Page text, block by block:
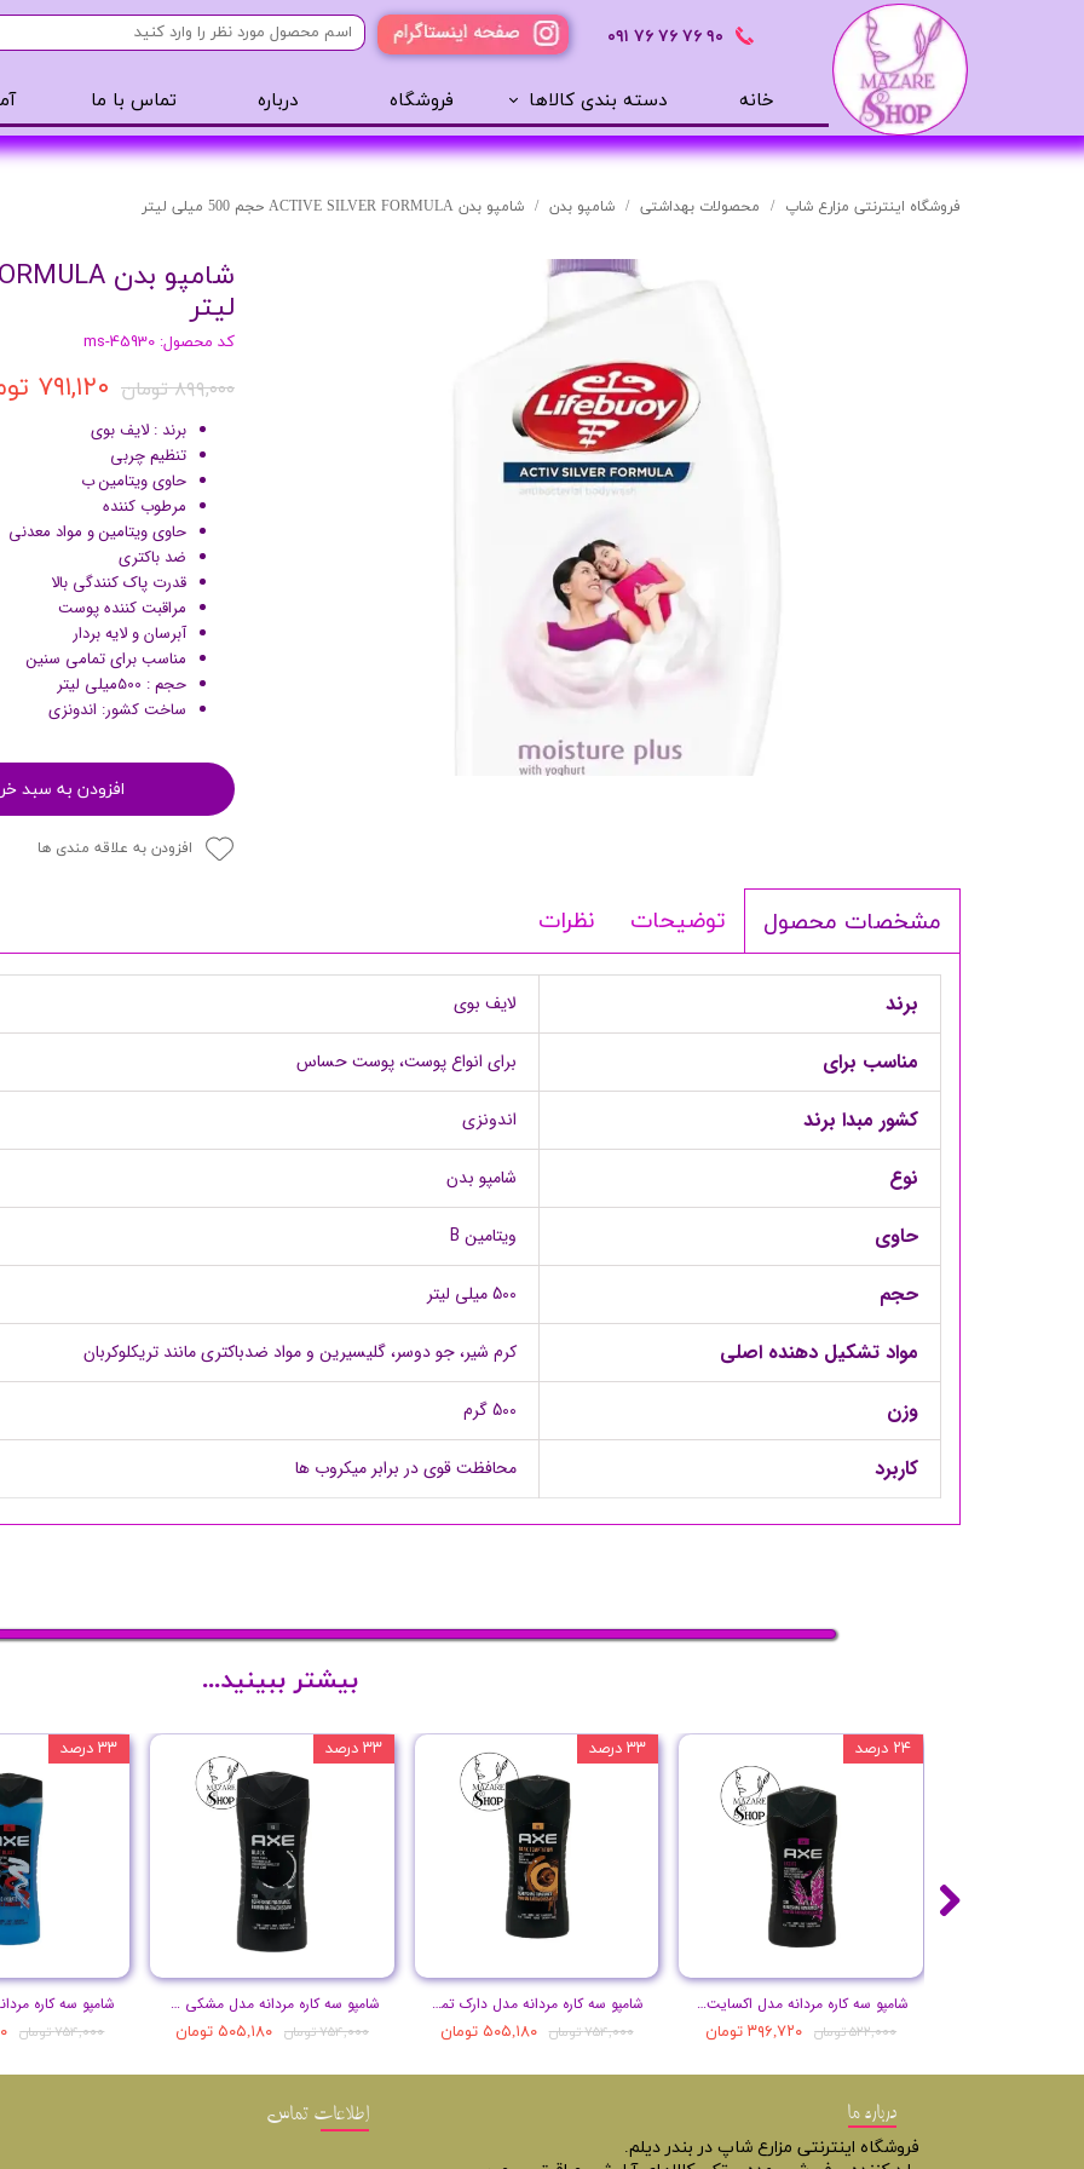
٩٠ ٧۶ ٧۶ ٧۶ ٠٩١
خانه دسته بندی کالاها
محصولات بهداشتی
ضد آفتاب
آب رسان
ژل شستشوی صورت
ترمیم کننده
آرایشی
پنکک
ریمل
لیپ گلاس
ریمل
خط چشم
مراقبت مو
سایه ابرو
روغن مو
ژل مو
سرم مو
کرم مو
حالت دهنده مو
شامپو سر
فروشگاه درباره تماس با ما
فروشگاه اینترنتی مزارع شاپ محصولات بهداشتی شامپو بدن شامپو بدن ACTIVE SILVER FORMULA حجم 500 میلی لیتر
لیتر
کد محصول: ms-45930
۸۹۹,۰۰۰ تومان ۷۹۱,۱۲۰ تومان
برند : لایف بوی
تنظیم چربی
حاوی ویتامین ب
مرطوب کننده
حاوی ویتامین و مواد معدنی
ضد باکتری
قدرت پاک کنندگی بالا
مراقبت کننده پوست
آبرسان و لایه بردار
مناسب برای تمامی سنین
حجم : 500میلی لیتر
ساخت کشور: اندونزی
افزودن به سبد
افزودن به علاقه مندی ها
مشخصات محصول توضیحات نظرات
برند لایف بوی
مناسب برای برای انواع پوست، پوست حساس
کشور مبدا برند اندونزی
نوع شامپو بدن
حاوی ویتامین B
حجم 500 میلی لیتر
مواد تشکیل دهنده اصلی کرم شیر، جو دوسر، گلیسیرین و مواد ضدباکتری مانند تریکلوکربان
وزن 500 گرم
کاربرد محافظت قوی در برابر میکروب ها
۷۵۴,۰۰۰ تومان
۳۳ درصد
شامپو سه کاره مردانه مدل مشکی حجم 400 میل
۷۵۴,۰۰۰ تومان ۵۰۵,۱۸۰ تومان
۳۳ درصد
شامپو سه کاره مردانه مدل دارک تمپتیشن حجم 400 میل
۷۵۴,۰۰۰ تومان ۵۰۵,۱۸۰ تومان
۳۳ درصد
شامپو سه کاره مردانه مدل اکسایت حجم 250 میل
۵۲۲,۰۰۰ تومان ۳۹۶,۷۲۰ تومان
۲۴ درصد
بیشتر ببینید...
درباره ما
فروشگاه اینترنتی مزارع شاپ در بندر دیلم.
اطلاعات تماس